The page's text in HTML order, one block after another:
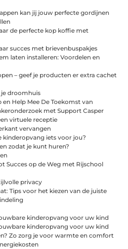
kan jij jouw perfecte gordijnen
de perfecte kop koffie met
succes met brievenbuspakjes
laten installeren: Voordelen en
– geef je producten er extra cachet
droomhuis
en Help Mee De Toekomst van
met Support Casper
virtuele receptie
vervangen
kinderopvang iets voor jou?
zodat je kunt huren?
Succes op de Weg met Rijschool
privacy
Tips voor het kiezen van de juiste
kinderopvang voor uw kind
kinderopvang voor uw kind
Zo zorg je voor warmte en comfort